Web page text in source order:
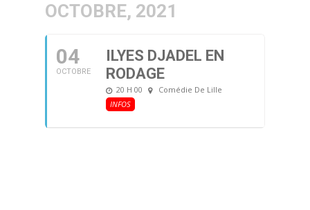
OCTOBRE, 2021
04
OCTOBRE
ILYES DJADEL EN
RODAGE
20 H 00
Comédie De Lille
INFOS